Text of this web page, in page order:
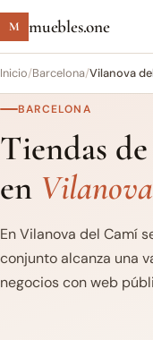
M muebles.one
Inicio/Barcelona/Vilanova
BARCELONA
Tiendas
en
En Vilanova del Camí
conjunto alcanza una
negocios con web